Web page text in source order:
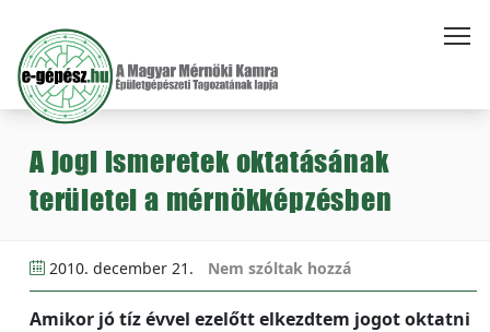
A jogi ismeretek oktatásának
területei a mérnökképzésben
2010. december 21. Nem szóltak hozzá
Amikor jó tíz évvel ezelőtt elkezdtem jogot oktatni